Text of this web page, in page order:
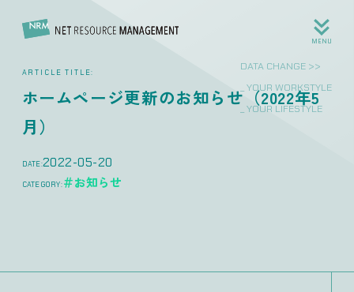
MENU
ARTICLE TITLE:
ホームページ更新のお知らせ（2022年5
月）
DATE:2022-05-20
CATEGORY:＃お知らせ
DATA CHANGE >>
_ YOUR WORKSTYLE
_ YOUR LIFESTYLE